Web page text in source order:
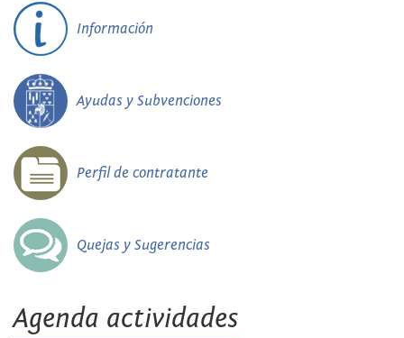
Información
Ayudas y Subvenciones
Perfil de contratante
Quejas y Sugerencias
Agenda actividades